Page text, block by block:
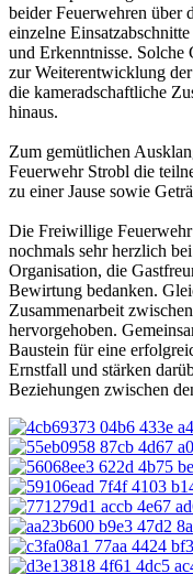
beider Feuerwehren über
einzelne
und Erkenntnisse. Solche
zur Weiterentwicklung
die kameradschaftliche
hinaus.
Zum gemütlichen
Feuerwehr Strobl die
zu einer Jause sowie
Die Freiwillige
nochmals sehr herzlich
Organisation, die
Bewirtung bedanken.
Zusammenarbeit
hervorgehoben.
Baustein für eine
Ernstfall und stärken
Beziehungen zwischen